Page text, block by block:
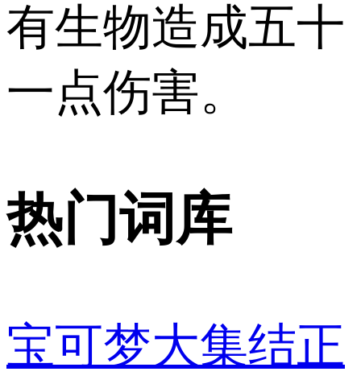
有生物造成五十
一点伤害。
热门词库
宝可梦大集结正